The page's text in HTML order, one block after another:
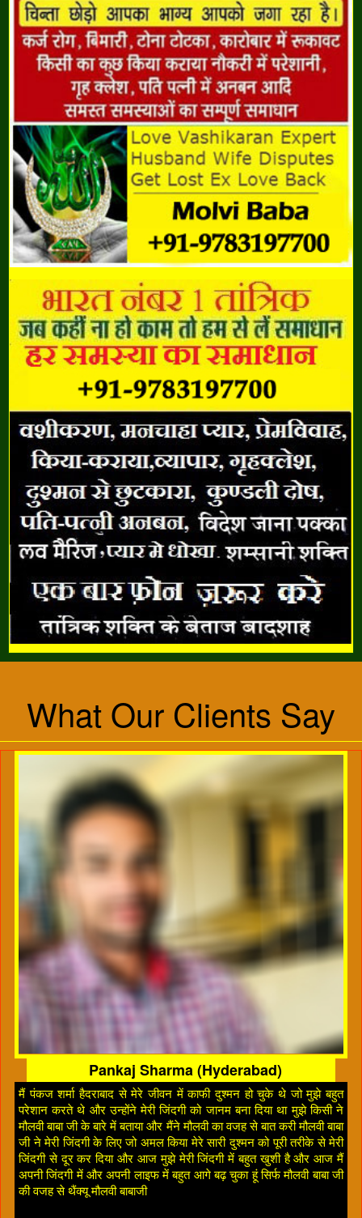
What Our Clients Say
Pankaj Sharma (Hyderabad)
मैं पंकज शर्मा हैदराबाद से मेरे जीवन में काफी दुश्मन हो चुके थे जो मुझे बहुत
परेशान करते थे और उन्होंने मेरी जिंदगी को जानम बना दिया था मुझे किसी ने
मौलवी बाबा जी के बारे में बताया और मैंने मौलवी का वजह से बात करी मौलवी बाबा
जी ने मेरी जिंदगी के लिए जो अमल किया मेरे सारी दुश्मन को पूरी तरीके से मेरी
जिंदगी से दूर कर दिया और आज मुझे मेरी जिंदगी में बहुत खुशी है और आज मैं
अपनी जिंदगी में और अपनी लाइफ में बहुत आगे बढ़ चुका हूं सिर्फ मौलवी बाबा जी
की वजह से थैंक्यू मौलवी बाबाजी